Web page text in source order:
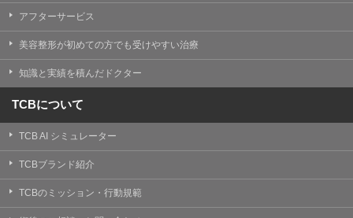
Cookieは、一般的にインターネット閲覧を行う際、又は
の閲覧情報を記憶させておく機能です。
TCBグループでは、Cookie及び類似技術を使用して収集
した情報を利用することにより、WEBサイトの利用状況
を分析し、パフォーマンス改善や、WEBサイトを通じて
提供するサービスの向上・改善のため、Cookieを使用す
ることがあります。ご使用のブラウザによりCookieを無
効とすることが可能です。ただし、Cookieを無効にした
場合、WEBサイト上のサービスの全部または一部のペー
ジが正しく表示されなくなる場合がありますのでご留意
ください。
【アクセスログについて】
TCBグループが運営するWEBサイトでは、アクセスログ
アフターサービス
美容整形が初めての方でも受けやすい治療
知識と実績を積んだドクター
TCBについて
TCB AI シミュレーター
TCBブランド紹介
TCBのミッション・行動規範